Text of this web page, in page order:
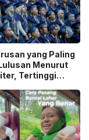
yang Paling
Menurut
Tertinggi